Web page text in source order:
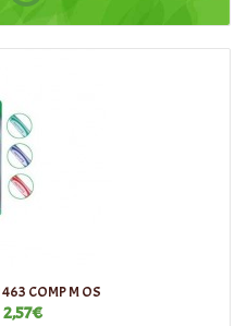
COMP M OS
2,57€